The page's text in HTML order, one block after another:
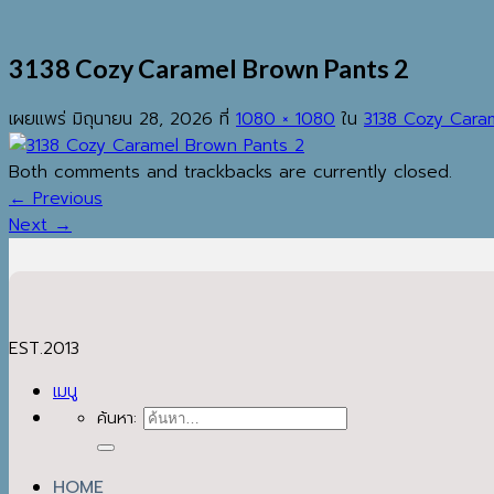
EST.2013
เมนู
ค้นหา:
HOME
3138 Cozy Caramel Brown Pants 2
เผยแพร่ มิถุนายน 28, 2026 ที่ 1080 × 1080 ใน 3138 Cozy
Both comments and trackbacks are currently closed.
← Previous
Next →